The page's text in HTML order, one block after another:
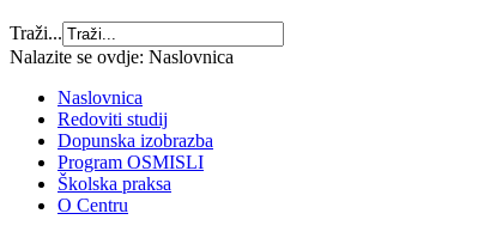
Traži...
Nalazite se ovdje: Naslovnica
Naslovnica
Redoviti studij
Dopunska izobrazba
Program OSMISLI
Školska praksa
O Centru